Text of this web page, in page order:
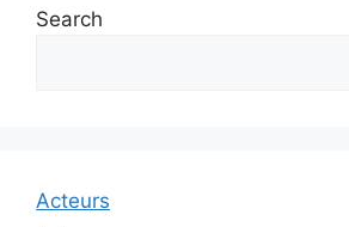
Search
Acteurs